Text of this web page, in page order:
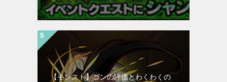
【モンスト】ゴンの評価とわくわくの